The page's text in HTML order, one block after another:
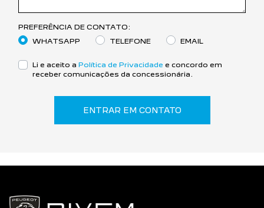
PREFERÊNCIA DE CONTATO:
WHATSAPP
TELEFONE EMAIL
Li e aceito a Política de Privacidade e concordo em
receber comunicações da concessionária.
ENTRAR EM CONTATO